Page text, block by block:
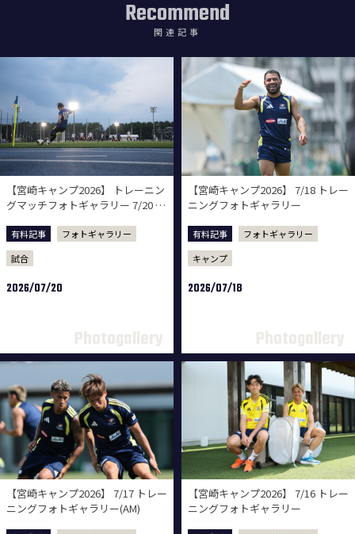
Recommend
関連記事
【宮崎キャンプ2026】 トレーニン
グマッチフォトギャラリー 7/20 vs
有料記事
フォトギャラリー
試合
2026/07/20
【宮崎キャンプ2026】 7/18 トレー
ニングフォトギャラリー
有料記事
フォトギャラリー
キャンプ
2026/07/18
【宮崎キャンプ2026】 7/17 トレー
ニングフォトギャラリー(AM)
【宮崎キャンプ2026】 7/16 トレー
ニングフォトギャラリー